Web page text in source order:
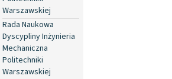
Warszawskiej
Rada Naukowa
Dyscypliny Inżynieria
Mechaniczna
Politechniki
Warszawskiej